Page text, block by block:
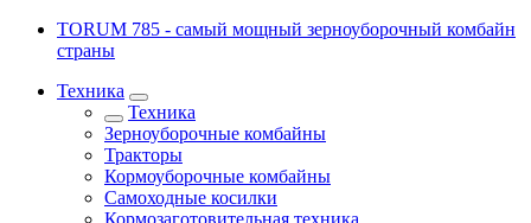
TORUM 785 - cамый мощный зерноуборочный комбайн
страны
Техника
Техника
Зерноуборочные комбайны
Тракторы
Кормоуборочные комбайны
Самоходные косилки
Кормозаготовительная техника